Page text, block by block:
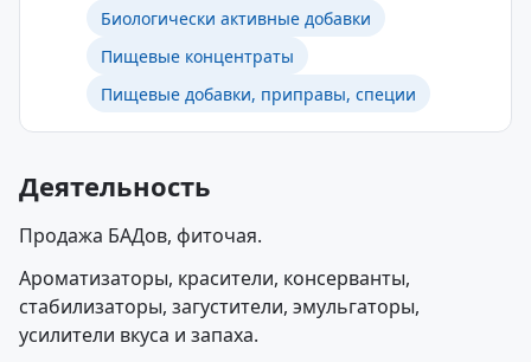
Биологически активные добавки
Пищевые концентраты
Пищевые добавки, приправы, специи
Деятельность
Продажа БАДов, фиточая.
Ароматизаторы, красители, консерванты,
стабилизаторы, загустители, эмульгаторы,
усилители вкуса и запаха.